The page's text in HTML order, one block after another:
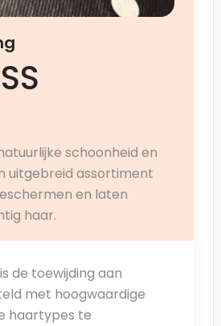
schoonheid en
uitgebreid assortiment
en laten
haar.
de toewijding aan
met hoogwaardige
haartypes te